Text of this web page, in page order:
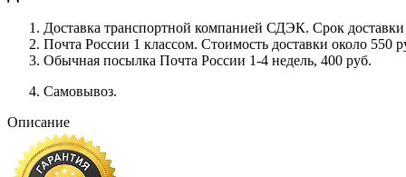
Доставка транспортной компанией СДЭК. Срок
Почта России 1 классом. Cтоимость доставки около 550
Обычная посылка Почта России 1-4 недель, 400 руб.
Самовывоз.
Описание